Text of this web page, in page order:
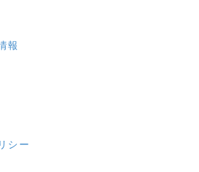
報
シー